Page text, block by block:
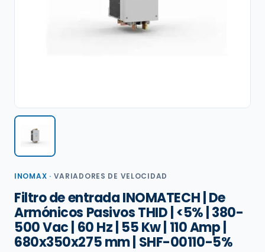
INOMAX · VARIADORES DE VELOCIDAD
Filtro de entrada INOMATECH | De
Armónicos Pasivos THID | <5% | 380-
500 Vac | 60 Hz | 55 Kw | 110 Amp |
680x350x275 mm | SHF-00110-5%